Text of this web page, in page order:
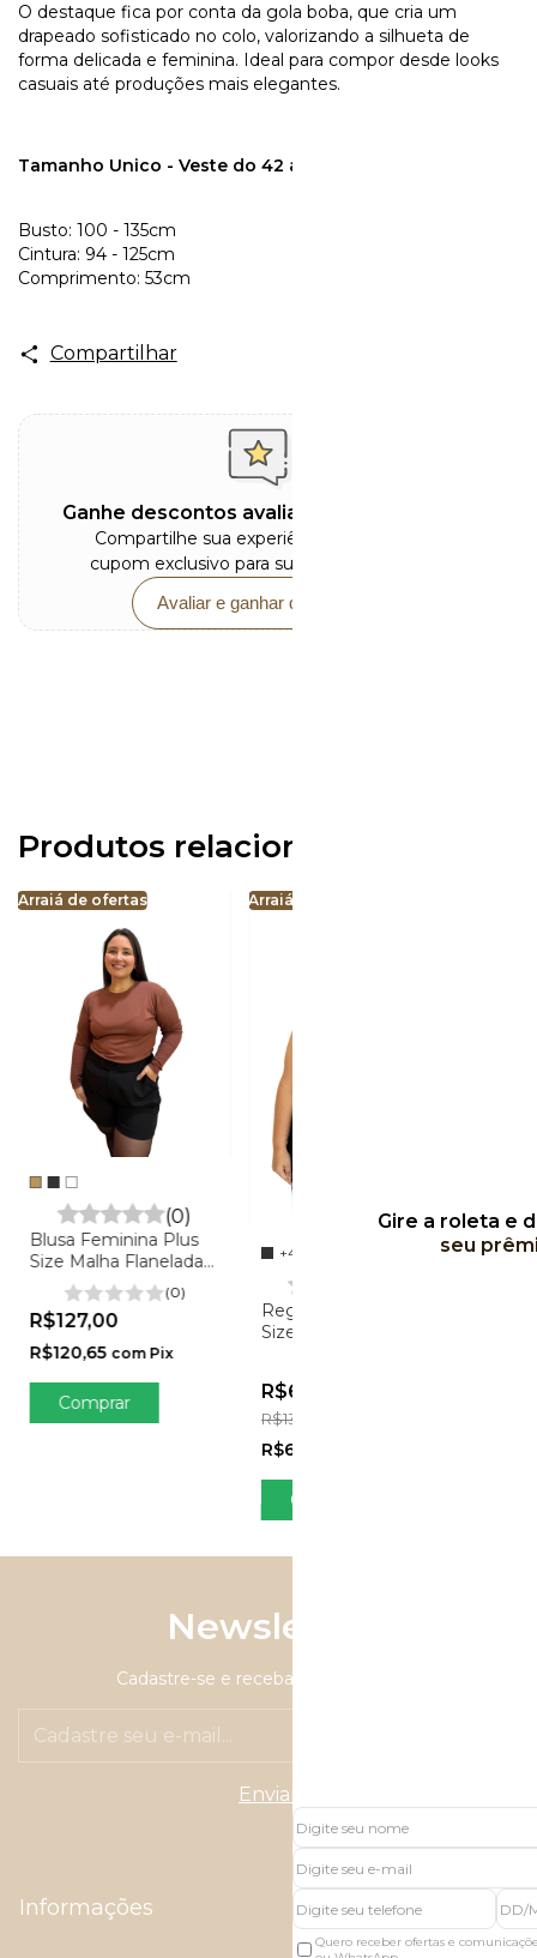
Gire a roleta e
seu
Quero receber ofertas e
O destaque fica por conta da gola boba, que cria um
drapeado sofisticado no colo, valorizando a silhueta de
forma delicada e feminina. Ideal para compor desde looks
casuais até produções mais elegantes.
Tamanho Unico - Veste do 42 ao 50
Busto: 100 - 135cm
Cintura: 94 - 125cm
Comprimento: 53cm
Compartilhar
Ganhe descontos avaliando este produto
Compartilhe sua experiência e receba um
cupom exclusivo para sua próxima compra.
Avaliar e ganhar desconto
Produtos relacionados
Arraiá de ofertas
(0)
Blusa Feminina Plus
Size Malha Flanelada -
Pietra
(0)
R$127,00
R$120,65 com Pix
Comprar
Arraiá de ofertas
+4
Regata Feminina Plus
Size Decote
R$67,00
R$137,00
R$63,65
Comprar
Newsletter
Cadastre-se e receba nossas ofertas.
Informações